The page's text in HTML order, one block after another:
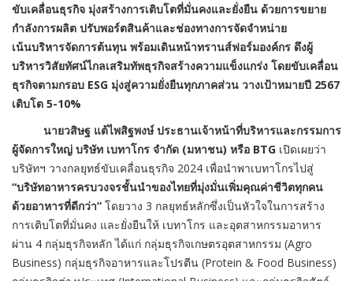
ขับเคลื่อนธุรกิจ มุ่งสร้างการเติบโตที่มั่นคงและยั่งยืน ด้วยการขยาย
กำลังการผลิต ปรับพอร์ตสินค้าและช่องทางการจัดจำหน่าย
เน้นบริหารจัดการต้นทุน พร้อมเดินหน้าทรานส์ฟอร์มองค์กร ดึงผู้
บริหารวิสัยทัศน์ไกลเสริมทัพธุรกิจสร้างความแข็งแกร่ง โดยขับเคลื่อน
ธุรกิจตามกรอบ ESG มุ่งสู่ความยั่งยืนทุกภาคส่วน วางเป้าหมายปี 2567
เติบโต 5-10%
นายวสิษฐ แต้ไพสิฐพงษ์ ประธานเจ้าหน้าที่บริหารและกรรมการ
ผู้จัดการใหญ่ บริษัท เบทาโกร จำกัด (มหาชน) หรือ BTG เปิดเผยว่า
บริษัทฯ วางกลยุทธ์ขับเคลื่อนธุรกิจ 2024 เพื่อนำพาเบทาโกรไปสู่
“บริษัทอาหารครบวงจรชั้นนำของไทยที่มุ่งมั่นเพิ่มคุณค่าชีวิตทุกคน
ด้วยอาหารที่ดีกว่า” โดยวาง 3 กลยุทธ์หลักซึ่งเป็นหัวใจในการสร้าง
การเติบโตที่มั่นคง และยั่งยืนให้ เบทาโกร และอุตสาหกรรมอาหาร
ผ่าน 4 กลุ่มธุรกิจหลัก ได้แก่ กลุ่มธุรกิจเกษตรอุตสาหกรรม (Agro
Business) กลุ่มธุรกิจอาหารและโปรตีน (Protein & Food Business)